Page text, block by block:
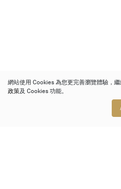
網站使用 Cookies 為您更完善瀏覽體驗，
政策及 Cookies 功能。